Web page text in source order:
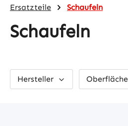
Ersatzteile Schaufeln
Schaufeln
Hersteller Oberfläche